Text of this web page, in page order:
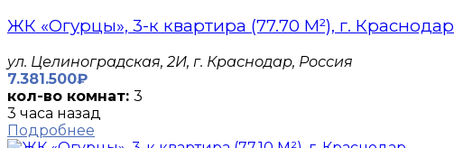
ЖК «Огурцы», 3-к квартира (77.70 М²), г. Краснодар
​ул. Целиноградская, 2И, г. Краснодар, Россия
7.381.500₽
кол-во комнат: 3
3 часа назад
Подробнее